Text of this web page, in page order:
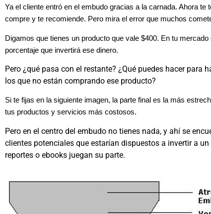
Ya el cliente entró en el embudo gracias a la carnada. Ahora te
compre y te recomiende. Pero mira el error que muchos
Digamos que tienes un producto que vale $400. En tu
porcentaje que invertirá ese dinero.
Pero ¿qué pasa con el restante? ¿Qué puedes hacer para
los que no están comprando ese producto?
Si te fijas en la siguiente imagen, la parte final es la más
tus productos y servicios más costosos.
Pero en el centro del embudo no tienes nada, y ahí se
clientes potenciales que estarían dispuestos a invertir a
reportes o ebooks juegan su parte.